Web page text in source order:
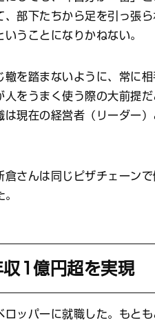
部下たちから足を引っ張
うことになりかねない。
を踏まないように、常に
をうまく使う際の大前提
現在の経営者（リーダー
さんは同じピザチェーン
1億円超を実現
ッパーに就職した。もと